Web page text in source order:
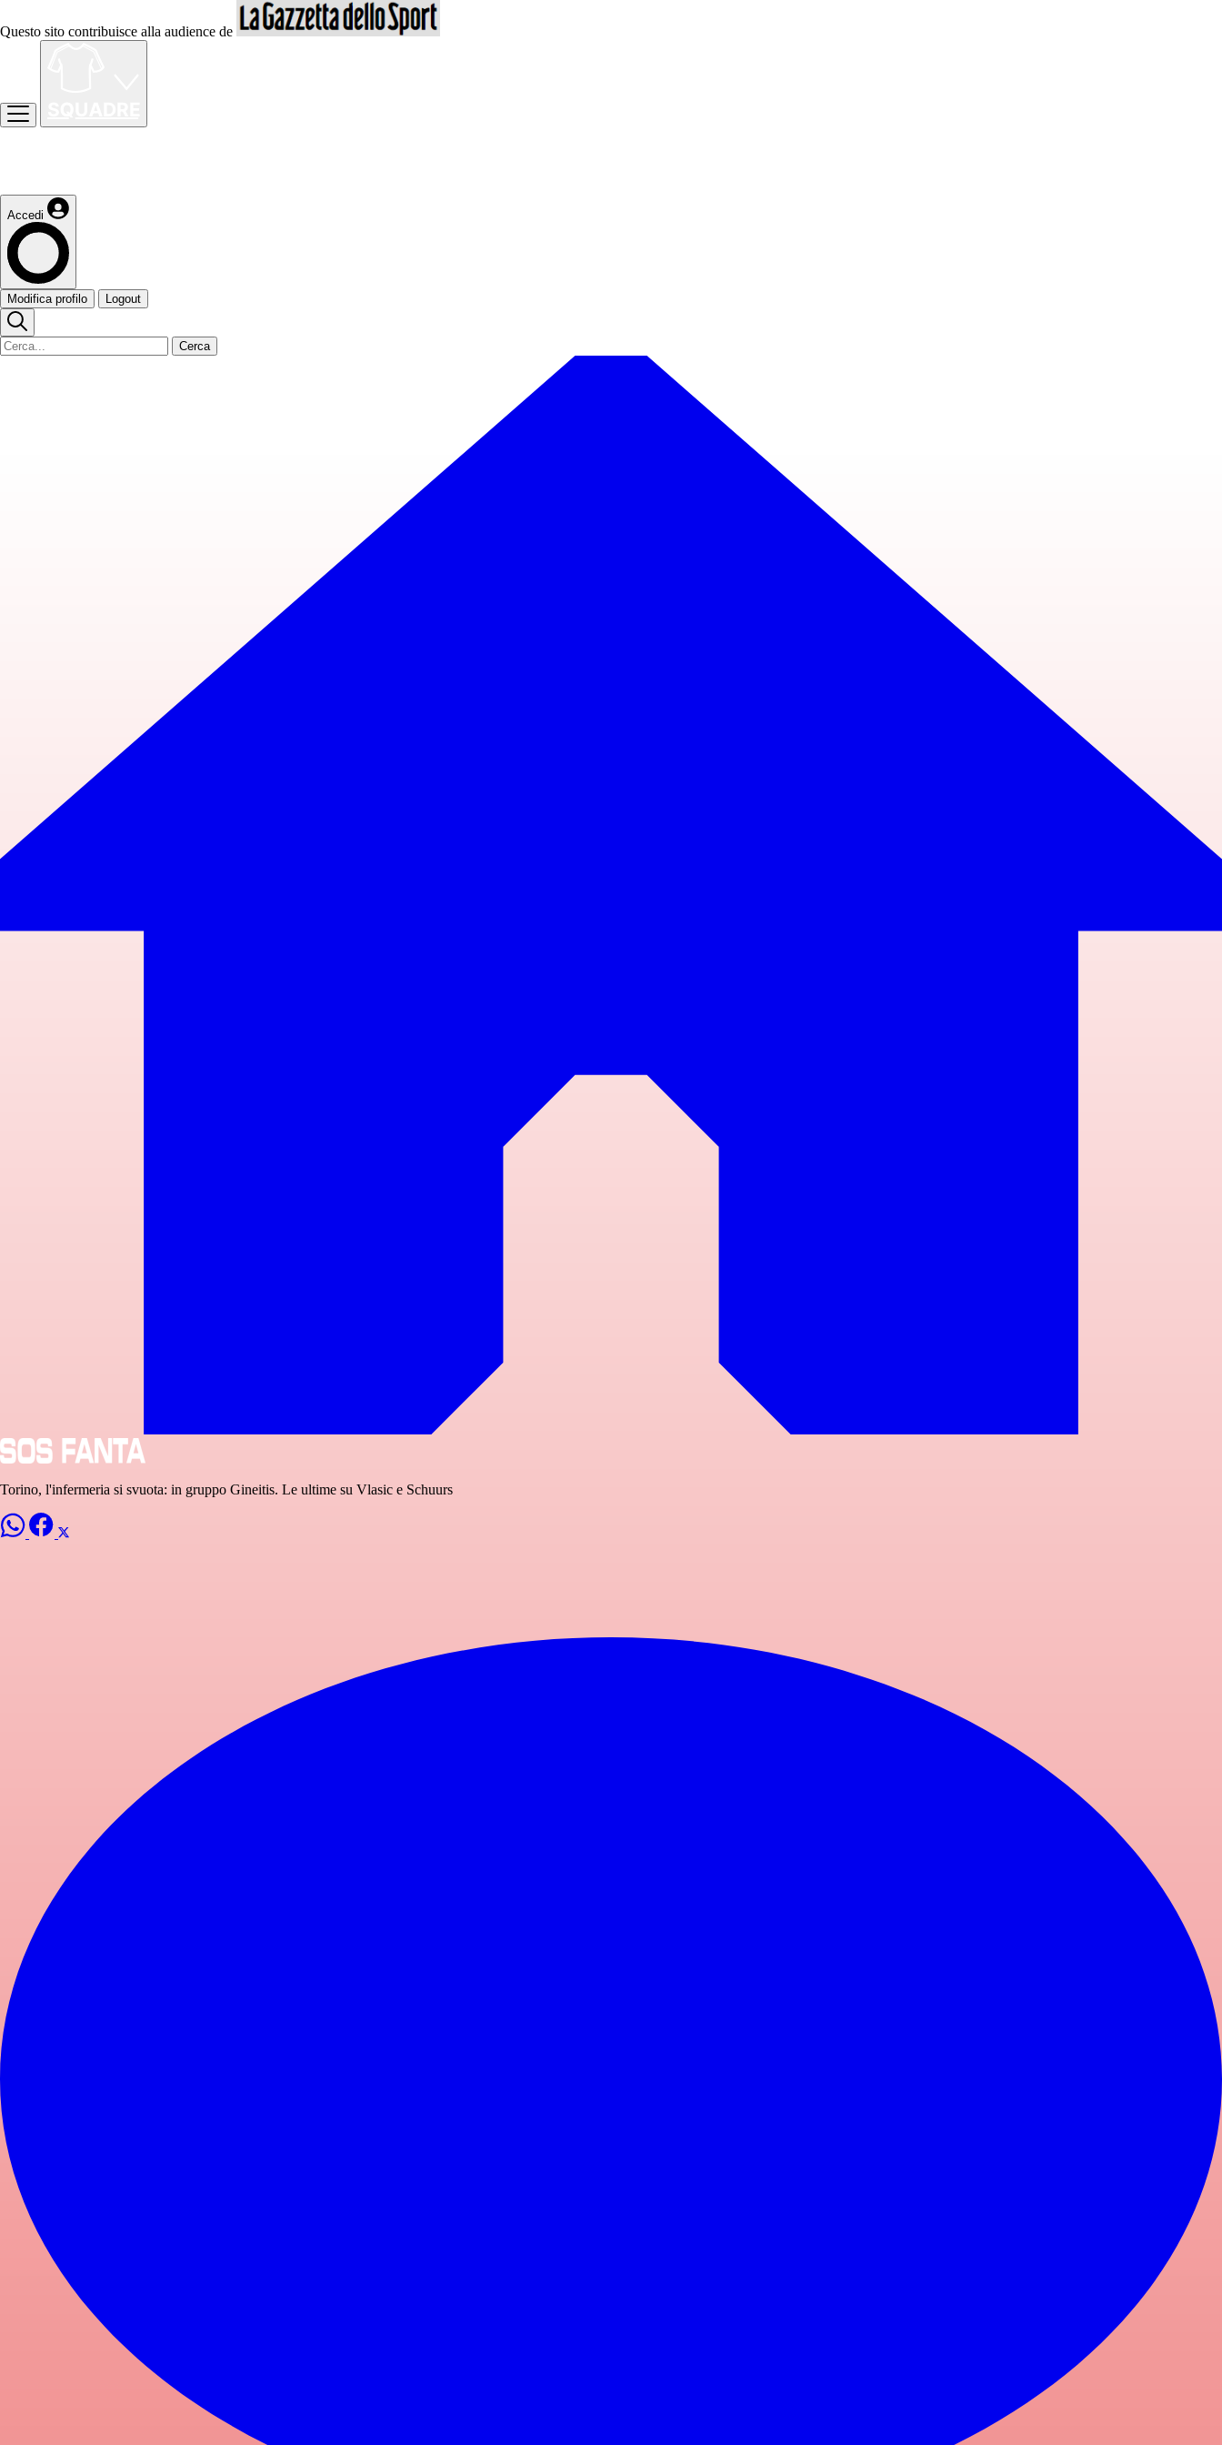
Questo sito contribuisce alla audience de
Accedi
Modifica profilo Logout
Cerca
Torino, l'infermeria si svuota: in gruppo Gineitis. Le ultime su Vlasic e Schuurs